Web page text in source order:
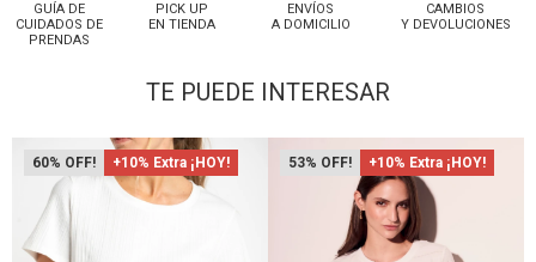
GUÍA DE
CUIDADOS DE
PRENDAS
PICK UP
EN TIENDA
ENVÍOS
A DOMICILIO
CAMBIOS
Y DEVOLUCIONES
TE PUEDE INTERESAR
60 +10% Extra ¡HOY! 53 +10% Extra ¡HOY!